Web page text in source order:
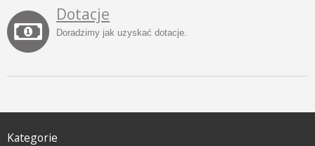
Dotacje
Doradzimy jak uzyskać dotacje.
Kategorie